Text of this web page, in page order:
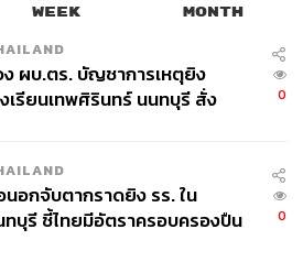
WEEK MONTH
ง ผบ.ตร. บัญชาการเหตุยิง
เรียนเทพศิรินทร์ นนทบุรี สั่ง
0
นอกจับตากราดยิง รร. ใน
ทบุรี ชี้ไทยมีอัตราครอบครองปืน
0